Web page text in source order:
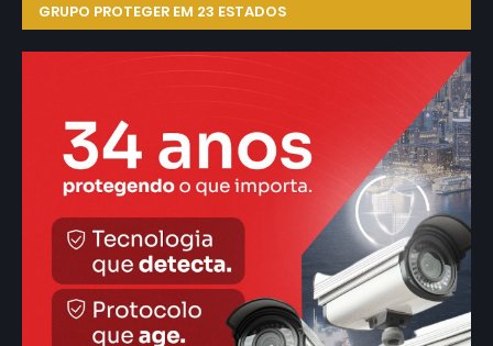
GRUPO PROTEGER EM 23 ESTADOS